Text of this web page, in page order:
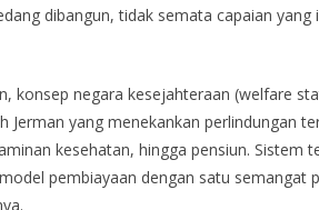
dibangun, tidak semata capaian
konsep negara kesejahteraan (welfare
Jerman yang menekankan perlindungan
kesehatan, hingga pensiun. Sistem
pembiayaan dengan satu semangat